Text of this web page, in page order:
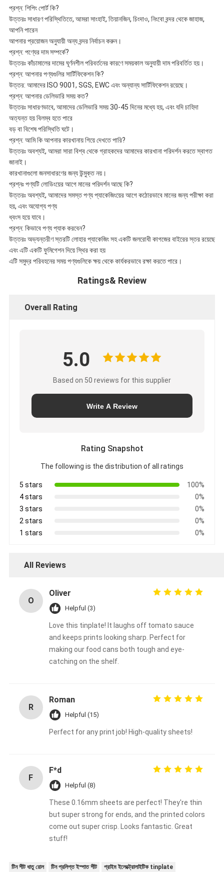
প্রশ্ন: শিপিং পোর্ট কি?
উত্তরঃ সাধারণ পরিস্থিতিতে, আমরা সাংহাই, তিয়ানজিন, চিংদাও, নিংবো বন্দর থেকে জাহাজ,
আপনি পারেন
আপনার প্রয়োজন অনুযায়ী অন্য বন্দর নির্বাচন করুন।
প্রশ্ন: পণ্যের দাম সম্পর্কে?
উত্তরঃ কাঁচামালের দামের ঘূর্ণনশীল পরিবর্তনের কারণে সময়কাল অনুযায়ী দাম পরিবর্তিত হয়।
প্রশ্ন: আপনার পণ্যগুলির সার্টিফিকেশন কি?
উত্তর: আমাদের ISO 9001, SGS, EWC এবং অন্যান্য সার্টিফিকেশন রয়েছে।
প্রশ্ন: আপনার ডেলিভারি সময় কত?
উত্তরঃ সাধারণভাবে, আমাদের ডেলিভারি সময় 30-45 দিনের মধ্যে হয়, এবং যদি চাহিদা
অত্যন্ত হয় বিলম্ব হতে পারে
বড় বা বিশেষ পরিস্থিতি ঘটে।
প্রশ্ন: আমি কি আপনার কারখানায় গিয়ে দেখতে পারি?
উত্তরঃ অবশ্যই, আমরা সারা বিশ্ব থেকে গ্রাহকদের আমাদের কারখানা পরিদর্শন করতে স্বাগত
জানাই।
কারখানাগুলো জনসাধারণের জন্য উন্মুক্ত নয়।
প্রশ্নঃ পণ্যটি লোডিংয়ের আগে মানের পরিদর্শন আছে কি?
উত্তরঃ অবশ্যই, আমাদের সমস্ত পণ্য প্যাকেজিংয়ের আগে কঠোরভাবে মানের জন্য পরীক্ষা করা
হয়, এবং অযোগ্য পণ্য
ধ্বংস হয়ে যাবে।
প্রশ্ন: কিভাবে পণ্য প্যাক করবেন?
উত্তরঃ অভ্যন্তরীণ স্তরটি লোহার প্যাকেজিং সহ একটি জলরোধী কাগজের বাইরের স্তর রয়েছে
এবং এটি একটি ফুমিগেশন দিয়ে স্থির করা হয়
এটি সমুদ্র পরিবহনের সময় পণ্যগুলিকে ক্ষয় থেকে কার্যকরভাবে রক্ষা করতে পারে।
Ratings& Review
Overall Rating
5.0
Based on 50 reviews for this supplier
Write A Review
Rating Snapshot
The following is the distribution of all ratings
5 stars
100%
4 stars
0%
3 stars
0%
2 stars
0%
1 stars
0%
All Reviews
O
Oliver
Helpful (3)
Love this tinplate! It laughs off tomato sauce
and keeps prints looking sharp. Perfect for
making our food cans both tough and eye-
catching on the shelf.
R
Roman
Helpful (15)
Perfect for any print job! High-quality sheets!
F
F*d
Helpful (8)
These 0.16mm sheets are perfect! They're thin
but super strong for ends, and the printed colors
come out super crisp. Looks fantastic. Great
stuff!
টিন শীট ধাতু রোল টিন প্রলিপ্ত ইস্পাত শীট প্রাইম ইলেক্ট্রোলাইটিক tinplate